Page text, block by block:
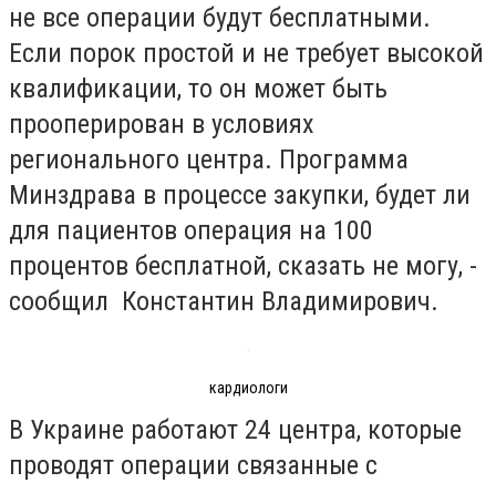
не все операции будут бесплатными.
Если порок простой и не требует высокой
квалификации, то он может быть
прооперирован в условиях
регионального центра. Программа
Минздрава в процессе закупки, будет ли
для пациентов операция на 100
процентов бесплатной, сказать не могу, -
сообщил Константин Владимирович.
кардиологи
В Украине работают 24 центра, которые
проводят операции связанные с